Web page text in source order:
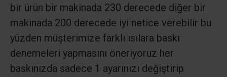
bir ürün bir makinada 230 derecede diğer bir
makinada 200 derecede iyi netice verebilir bu
yüzden müşterimize farklı ısılara baskı
denemeleri yapmasını öneriyoruz her
baskınızda sadece 1 ayarınızı değiştirip